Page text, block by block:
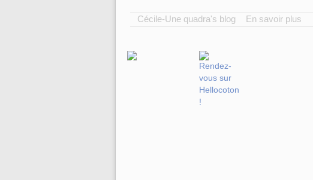
Cécile-Une quadra's blog En savoir plus